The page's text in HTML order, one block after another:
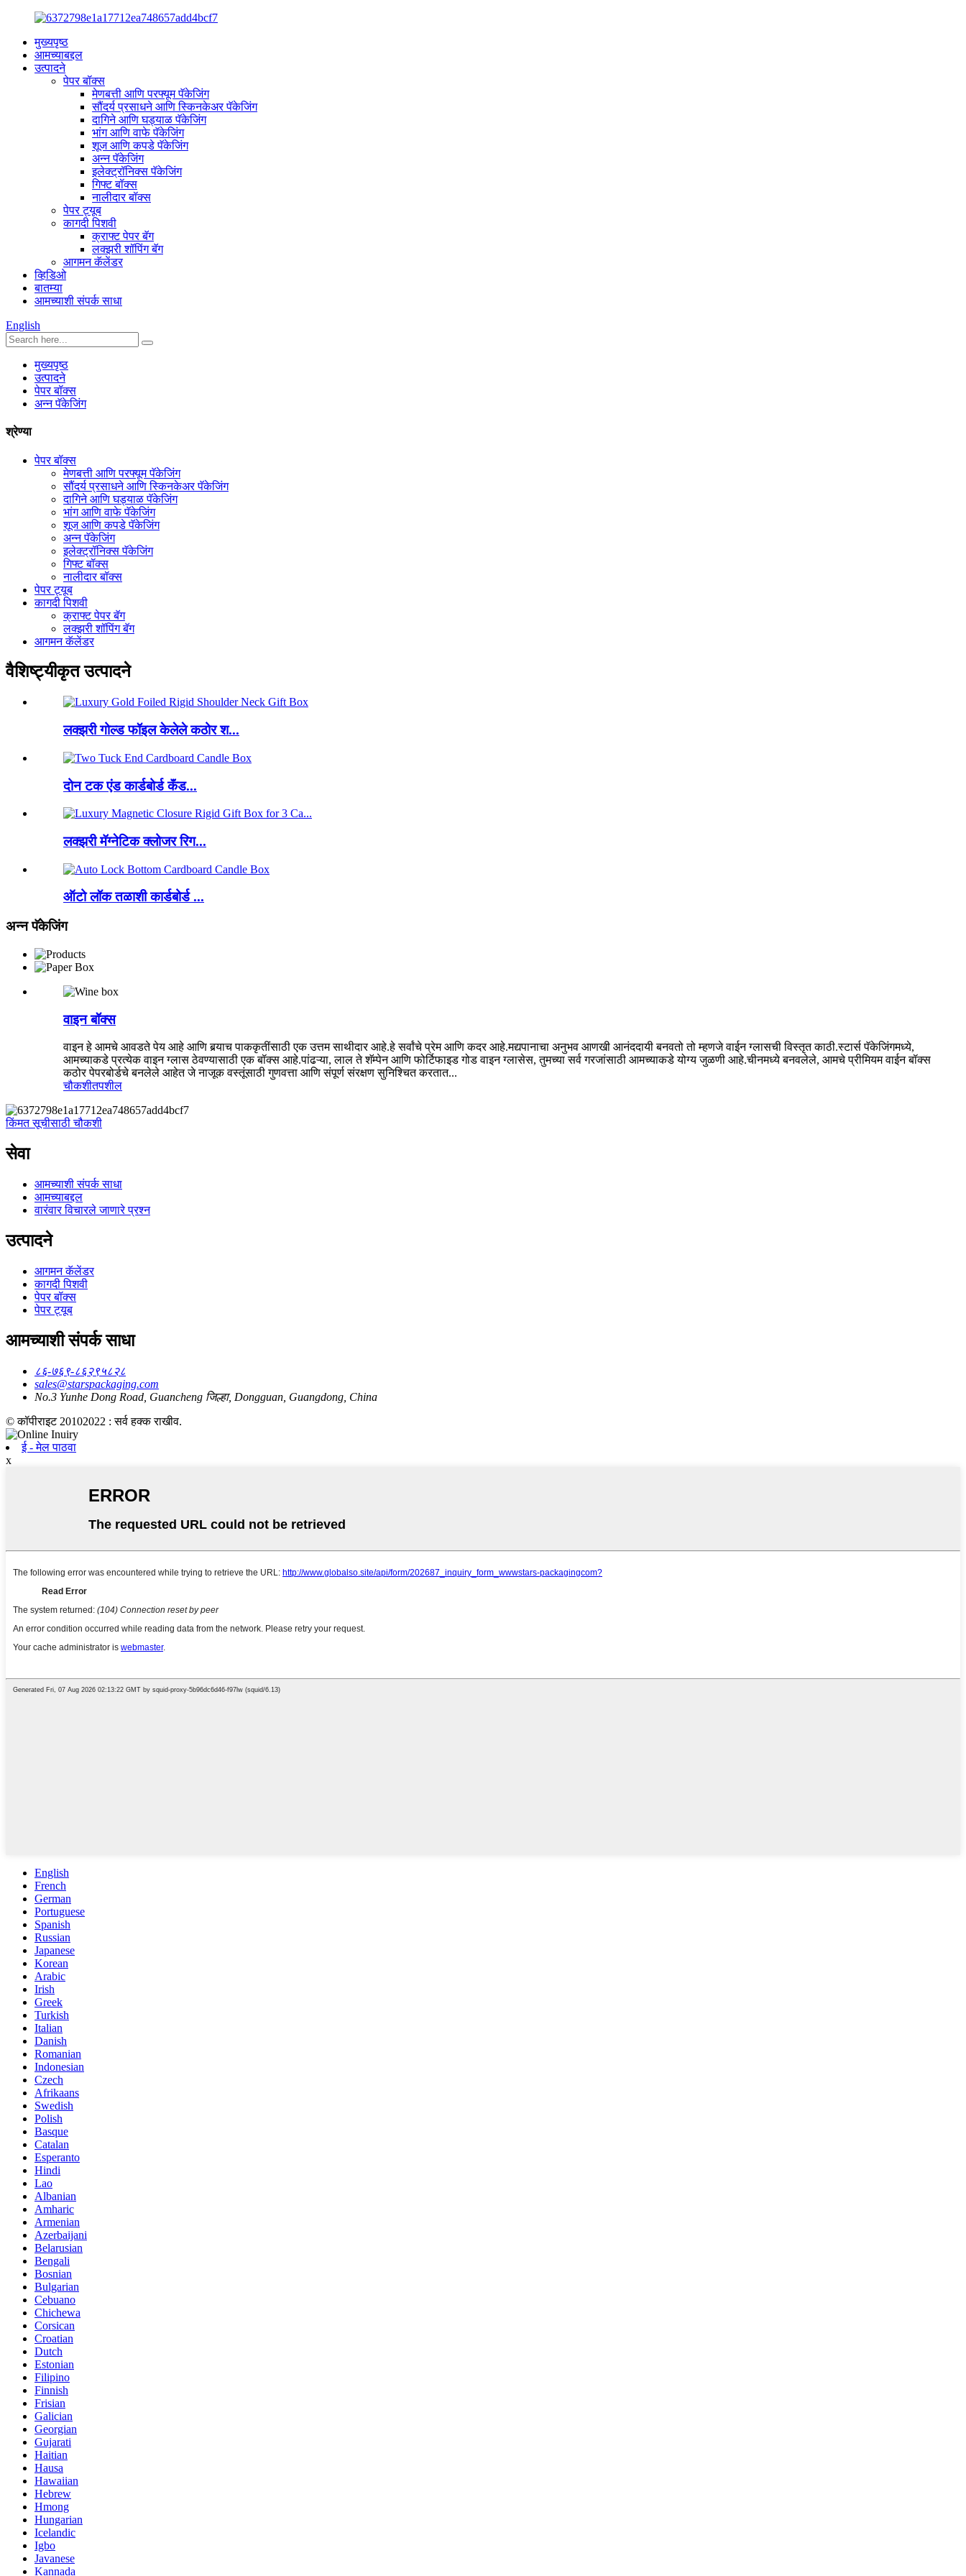
मुख्यपृष्ठ
आमच्याबद्दल
उत्पादने
पेपर बॉक्स
मेणबत्ती आणि परफ्यूम पॅकेजिंग
सौंदर्य प्रसाधने आणि स्किनकेअर पॅकेजिंग
दागिने आणि घड्याळ पॅकेजिंग
भांग आणि वाफे पॅकेजिंग
शूज आणि कपडे पॅकेजिंग
अन्न पॅकेजिंग
इलेक्ट्रॉनिक्स पॅकेजिंग
गिफ्ट बॉक्स
नालीदार बॉक्स
पेपर ट्यूब
कागदी पिशवी
क्राफ्ट पेपर बॅग
लक्झरी शॉपिंग बॅग
आगमन कॅलेंडर
व्हिडिओ
बातम्या
आमच्याशी संपर्क साधा
English
मुख्यपृष्ठ
उत्पादने
पेपर बॉक्स
अन्न पॅकेजिंग
श्रेण्या
पेपर बॉक्स
मेणबत्ती आणि परफ्यूम पॅकेजिंग
सौंदर्य प्रसाधने आणि स्किनकेअर पॅकेजिंग
दागिने आणि घड्याळ पॅकेजिंग
भांग आणि वाफे पॅकेजिंग
शूज आणि कपडे पॅकेजिंग
अन्न पॅकेजिंग
इलेक्ट्रॉनिक्स पॅकेजिंग
गिफ्ट बॉक्स
नालीदार बॉक्स
पेपर ट्यूब
कागदी पिशवी
क्राफ्ट पेपर बॅग
लक्झरी शॉपिंग बॅग
आगमन कॅलेंडर
वैशिष्ट्यीकृत उत्पादने
लक्झरी गोल्ड फॉइल केलेले कठोर श...
दोन टक एंड कार्डबोर्ड कॅंड...
लक्झरी मॅग्नेटिक क्लोजर रिग...
ऑटो लॉक तळाशी कार्डबोर्ड ...
अन्न पॅकेजिंग
वाइन बॉक्स
वाइन हे आमचे आवडते पेय आहे आणि बर्‍याच पाककृतींसाठी एक उत्तम साथीदार आहे.हे सर्वांचे प्रेम आणि कदर आहे.मद्यपानाचा अनुभव आणखी आनंददायी बनवतो तो म्हणजे वाईन ग्लासची विस्तृत काठी.स्टार्स पॅकेजिंगमध्ये,
आमच्याकडे प्रत्येक वाइन ग्लास ठेवण्यासाठी एक बॉक्स आहे.पांढऱ्या, लाल ते शॅम्पेन आणि फोर्टिफाइड गोड वाइन ग्लासेस, तुमच्या सर्व गरजांसाठी आमच्याकडे योग्य जुळणी आहे.चीनमध्ये बनवलेले, आमचे प्रीमियम वाईन बॉक्स
कठोर पेपरबोर्डचे बनलेले आहेत जे नाजूक वस्तूंसाठी गुणवत्ता आणि संपूर्ण संरक्षण सुनिश्चित करतात...
चौकशीतपशील
किंमत सूचीसाठी चौकशी
सेवा
आमच्याशी संपर्क साधा
आमच्याबद्दल
वारंवार विचारले जाणारे प्रश्न
उत्पादने
आगमन कॅलेंडर
कागदी पिशवी
पेपर बॉक्स
पेपर ट्यूब
आमच्याशी संपर्क साधा
८६-७६९-८६२९५८२८
sales@starspackaging.com
No.3 Yunhe Dong Road, Guancheng जिल्हा, Dongguan, Guangdong, China
© कॉपीराइट 20102022 : सर्व हक्क राखीव.
ई - मेल पाठवा
x
English
French
German
Portuguese
Spanish
Russian
Japanese
Korean
Arabic
Irish
Greek
Turkish
Italian
Danish
Romanian
Indonesian
Czech
Afrikaans
Swedish
Polish
Basque
Catalan
Esperanto
Hindi
Lao
Albanian
Amharic
Armenian
Azerbaijani
Belarusian
Bengali
Bosnian
Bulgarian
Cebuano
Chichewa
Corsican
Croatian
Dutch
Estonian
Filipino
Finnish
Frisian
Galician
Georgian
Gujarati
Haitian
Hausa
Hawaiian
Hebrew
Hmong
Hungarian
Icelandic
Igbo
Javanese
Kannada